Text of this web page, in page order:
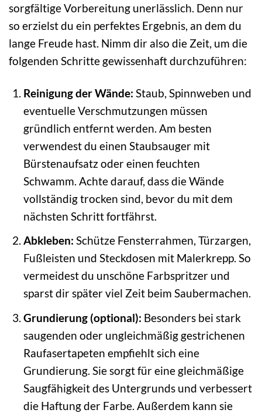
sorgfältige Vorbereitung unerlässlich. Denn nur
so erzielst du ein perfektes Ergebnis, an dem du
lange Freude hast. Nimm dir also die Zeit, um die
folgenden Schritte gewissenhaft durchzuführen:
Reinigung der Wände: Staub, Spinnweben und
eventuelle Verschmutzungen müssen
gründlich entfernt werden. Am besten
verwendest du einen Staubsauger mit
Bürstenaufsatz oder einen feuchten
Schwamm. Achte darauf, dass die Wände
vollständig trocken sind, bevor du mit dem
nächsten Schritt fortfährst.
Abkleben: Schütze Fensterrahmen, Türzargen,
Fußleisten und Steckdosen mit Malerkrepp. So
vermeidest du unschöne Farbspritzer und
sparst dir später viel Zeit beim Saubermachen.
Grundierung (optional): Besonders bei stark
saugenden oder ungleichmäßig gestrichenen
Raufasertapeten empfiehlt sich eine
Grundierung. Sie sorgt für eine gleichmäßige
Saugfähigkeit des Untergrunds und verbessert
die Haftung der Farbe. Außerdem kann sie